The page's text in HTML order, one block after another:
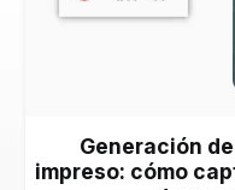
Generación
impreso: cómo